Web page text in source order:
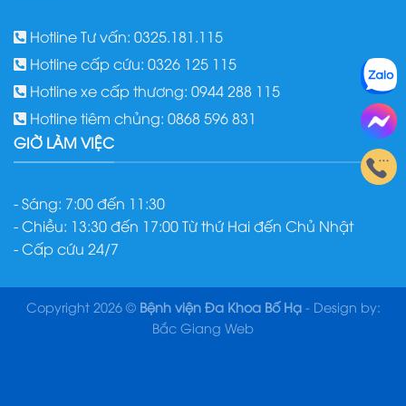
Hotline Tư vấn: 0325.181.115
Hotline cấp cứu: 0326 125 115
Hotline xe cấp thương: 0944 288 115
Hotline tiêm chủng: 0868 596 831
GIỜ LÀM VIỆC
- Sáng: 7:00 đến 11:30
- Chiều: 13:30 đến 17:00 Từ thứ Hai đến Chủ Nhật
- Cấp cứu 24/7
Copyright 2026 © Bệnh viện Đa Khoa Bố Hạ- Design by:
Bắc Giang Web